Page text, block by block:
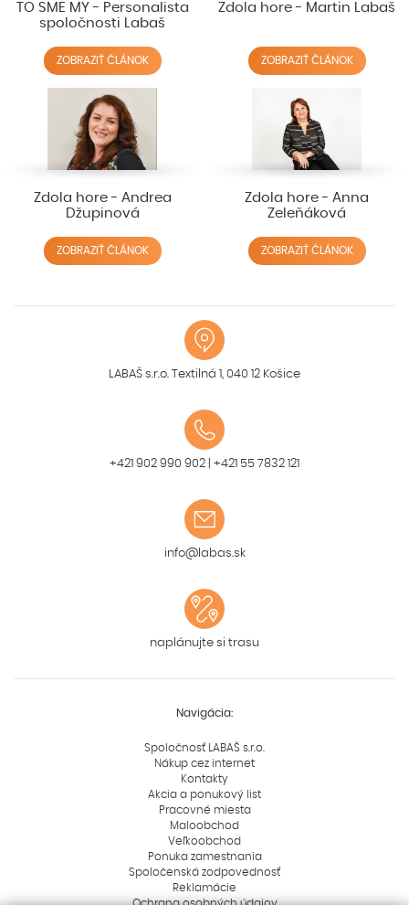
TO SME MY - Personalista
spoločnosti Labaš
ZOBRAZIŤ ČLÁNOK
Zdola hore - Martin Labaš
ZOBRAZIŤ ČLÁNOK
Zdola hore - Andrea
Džupinová
ZOBRAZIŤ ČLÁNOK
Zdola hore - Anna
Zeleňáková
ZOBRAZIŤ ČLÁNOK
LABAŠ s.r.o. Textilná 1, 040 12 Košice
+421 902 990 902 +421 55 7832 121
info@labas.sk
naplánujte si trasu
Navigácia:
Spoločnosť LABAŠ s.r.o.
Nákup cez internet
Kontakty
Akcia a ponukový list
Pracovné miesta
Maloobchod
Veľkoobchod
Ponuka zamestnania
Spoločenská zodpovednosť
Reklamácie